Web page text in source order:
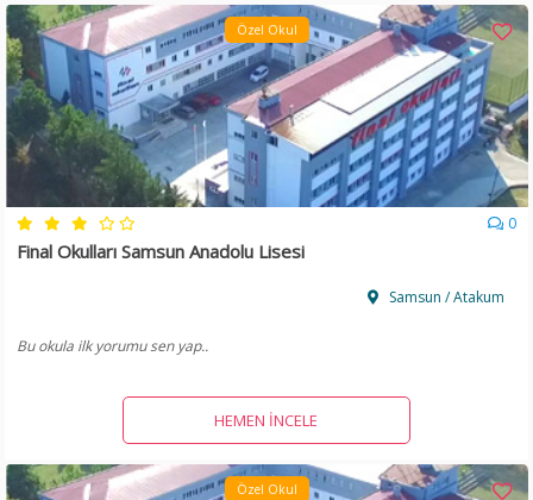
Özel Okul
0
Final Okulları Samsun Anadolu Lisesi
Samsun / Atakum
Bu okula ilk yorumu sen yap..
HEMEN İNCELE
Özel Okul